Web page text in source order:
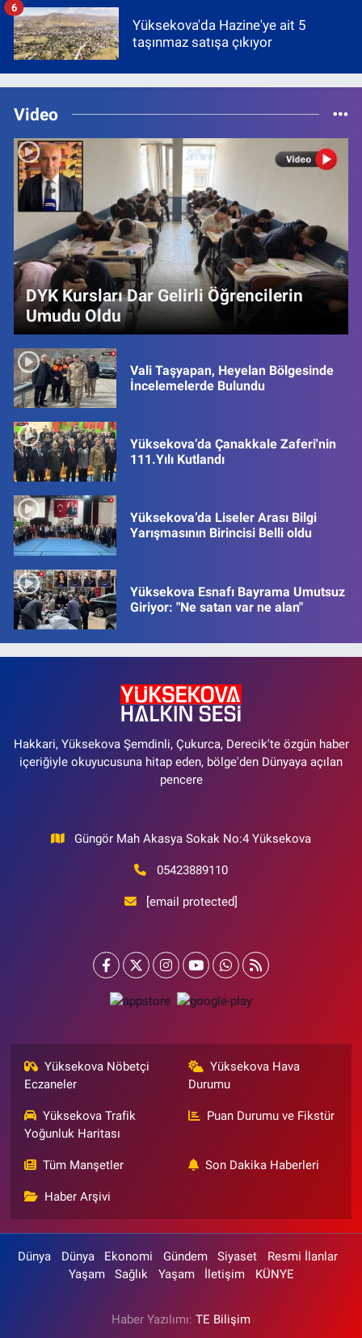
Yüksekova'da Hazine'ye ait 5
taşınmaz satışa çıkıyor
6
Video
DYK Kursları Dar Gelirli Öğrencilerin
Umudu Oldu
Vali Taşyapan, Heyelan Bölgesinde
İncelemelerde Bulundu
Yüksekova’da Çanakkale Zaferi'nin
111.Yılı Kutlandı
Yüksekova’da Liseler Arası Bilgi
Yarışmasının Birincisi Belli oldu
Yüksekova Esnafı Bayrama Umutsuz
Giriyor: "Ne satan var ne alan"
Hakkari, Yüksekova Şemdinli, Çukurca, Derecik'te özgün haber
içeriğiyle okuyucusuna hitap eden, bölge'den Dünyaya açılan
pencere
Güngör Mah Akasya Sokak No:4 Yüksekova
05423889110
[email protected]
Yüksekova Nöbetçi
Eczaneler
Yüksekova Hava
Durumu
Yüksekova Trafik
Yoğunluk Haritası
Puan Durumu ve Fikstür
Tüm Manşetler Son Dakika Haberleri
Haber Arşivi
Dünya Dünya Ekonomi Gündem Siyaset
Resmi İlanlar
Yaşam
Sağlık Yaşam İletişim KÜNYE
Haber Yazılımı: TE Bilişim